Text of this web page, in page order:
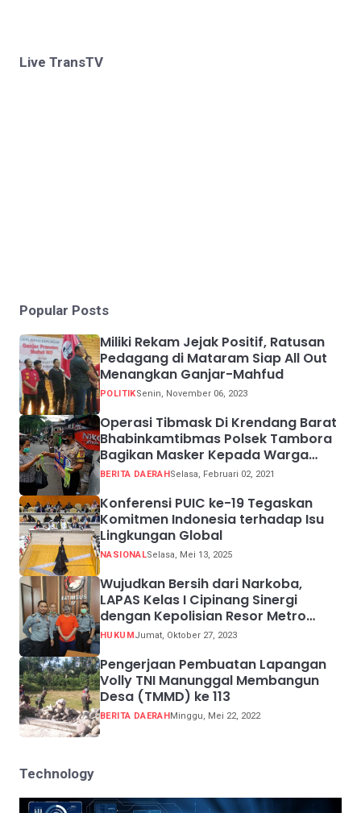
Live TransTV
Popular Posts
Miliki Rekam Jejak Positif, Ratusan
Pedagang di Mataram Siap All Out
Menangkan Ganjar-Mahfud
POLITIKSenin, November 06, 2023
Operasi Tibmask Di Krendang Barat
Bhabinkamtibmas Polsek Tambora
Bagikan Masker Kepada Warga
Pelanggar Prokes
BERITA DAERAHSelasa, Februari 02, 2021
Konferensi PUIC ke-19 Tegaskan
Komitmen Indonesia terhadap Isu
Lingkungan Global
NASIONALSelasa, Mei 13, 2025
Wujudkan Bersih dari Narkoba,
LAPAS Kelas I Cipinang Sinergi
dengan Kepolisian Resor Metro
Jakarta Barat
HUKUMJumat, Oktober 27, 2023
Pengerjaan Pembuatan Lapangan
Volly TNI Manunggal Membangun
Desa (TMMD) ke 113
BERITA DAERAHMinggu, Mei 22, 2022
Technology